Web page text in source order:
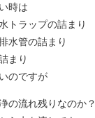
時は
トラップの詰まり
水管の詰まり
まり
のですが
の流れ残りなのか？